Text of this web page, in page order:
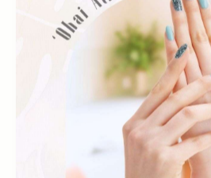
になった」といった声が寄せられて
バイオレットカラーは肌なじみが良
も色褪せしにくい点が高評価です。
ロンでは、丁寧なカウンセリングを
合ったニュアンスを相談できるのが
トネイルに挑戦する方も、スタッフ
ンを選べると評判です。
リピーターの中には「滞在中にフッ